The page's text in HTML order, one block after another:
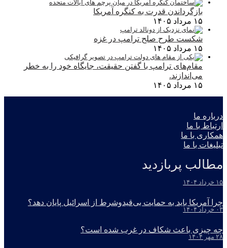
بازگرداندن قدرت به کنگره آمریکا
۱۵ مرداد ۱۴۰۵
شکست طرح صلح ترامپ در غزه
۱۵ مرداد ۱۴۰۵
مقام‌های ترامپ با گفتن حقیقت، جایگاه خود را به خطر
می‌اندازند.
۱۵ مرداد ۱۴۰۵
درباره ما
ارتباط با ما
همکاری با ما
تبلیغات با ما
مطالب پربازدید
۱۵ خرداد ۱۴۰۴
چرا آمریکا باید به حمایت بی‌قیدوشرط از اسرائیل پایان دهد؟
۰۳ خرداد ۱۴۰۴
چه چیزی باعث شکاف در غرب شده است؟
۲۸ مهر ۱۴۰۴